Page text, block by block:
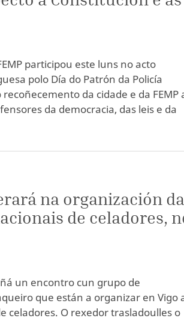
participou este luns no acto
polo Día do Patrón da Policía
da cidade e da FEMP
da democracia, das leis e da
na organización
de celadores,
un encontro cun grupo de
que están a organizar en Vigo
celadores. O rexedor trasladoulles o